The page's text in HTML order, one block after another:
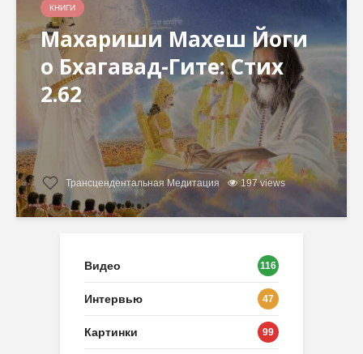
КНИГИ
Махариши Махеш Йоги
о Бхагавад-Гите: Стих
2.62
Трансцендентальная Медитация 197 views
Видео 116
Интервью 47
Картинки 99